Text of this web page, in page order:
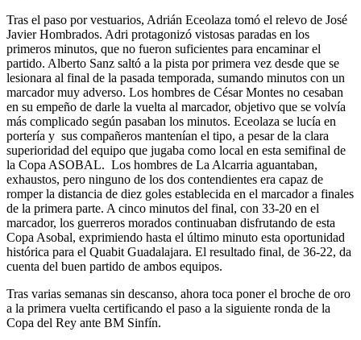
Tras el paso por vestuarios, Adrián Eceolaza tomó el relevo de José
Javier Hombrados. Adri protagonizó vistosas paradas en los
primeros minutos, que no fueron suficientes para encaminar el
partido. Alberto Sanz saltó a la pista por primera vez desde que se
lesionara al final de la pasada temporada, sumando minutos con un
marcador muy adverso. Los hombres de César Montes no cesaban
en su empeño de darle la vuelta al marcador, objetivo que se volvía
más complicado según pasaban los minutos. Eceolaza se lucía en
portería y sus compañeros mantenían el tipo, a pesar de la clara
superioridad del equipo que jugaba como local en esta semifinal de
la Copa ASOBAL. Los hombres de La Alcarria aguantaban,
exhaustos, pero ninguno de los dos contendientes era capaz de
romper la distancia de diez goles establecida en el marcador a finales
de la primera parte. A cinco minutos del final, con 33-20 en el
marcador, los guerreros morados continuaban disfrutando de esta
Copa Asobal, exprimiendo hasta el último minuto esta oportunidad
histórica para el Quabit Guadalajara. El resultado final, de 36-22, da
cuenta del buen partido de ambos equipos.
Tras varias semanas sin descanso, ahora toca poner el broche de oro
a la primera vuelta certificando el paso a la siguiente ronda de la
Copa del Rey ante BM Sinfín.